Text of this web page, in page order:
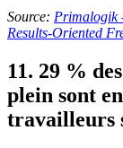
Source: Primalogik
Results-Oriented
11. 29 %
plein sont
travailleurs